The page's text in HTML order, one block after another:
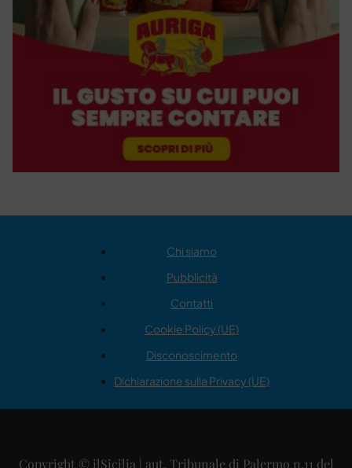
Chi siamo
Pubblicità
Contatti
Cookie Policy (UE)
Disconoscimento
Dichiarazione sulla Privacy (UE)
Copyright © ilSicilia | aut. Tribunale di Palermo n.11 del